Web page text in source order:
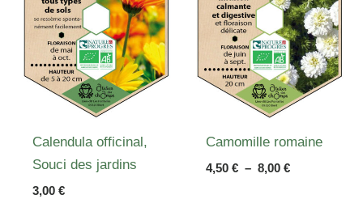
Calendula officinal,
Souci des jardins
3,00€
Camomille romaine
4,50€ – 8,00€Plage